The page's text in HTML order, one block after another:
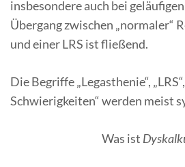
insbesondere auch bei
Übergang zwischen „normaler“
und einer LRS ist fließend.
Die Begriffe „Legasthenie“,
Schwierigkeiten“ werden meist
Was ist